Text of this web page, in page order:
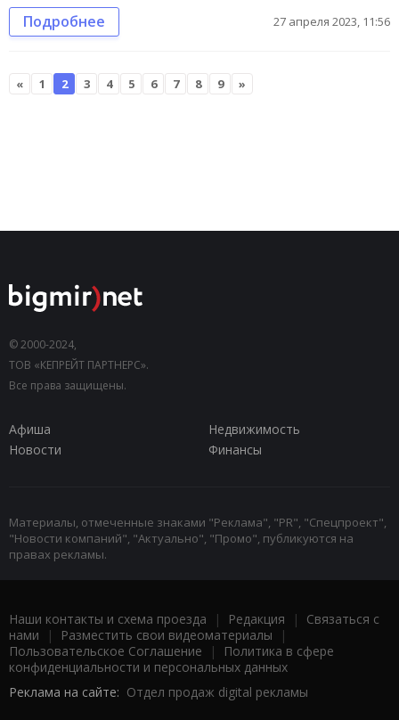
Подробнее 27 апреля 2023, 11:56
« 1 2 3 4 5 6 7 8 9 »
© 2000-2024,
ТОВ «КЕПРЕЙТ ПАРТНЕРС».
Все права защищены.
Афиша
Недвижимость
Новости
Финансы
Материалы, отмеченные знаками "Реклама", "PR", "Спецпроект",
"Новости компаний", "Актуально", "Промо", публикуются на
правах рекламы.
Наши контакты и схема проезда | Редакция | Связаться с
нами | Разместить свои видеоматериалы |
Пользовательское Соглашение |
Политика в сфере
конфиденциальности и персональных данных
Реклама на сайте: Отдел продаж digital рекламы